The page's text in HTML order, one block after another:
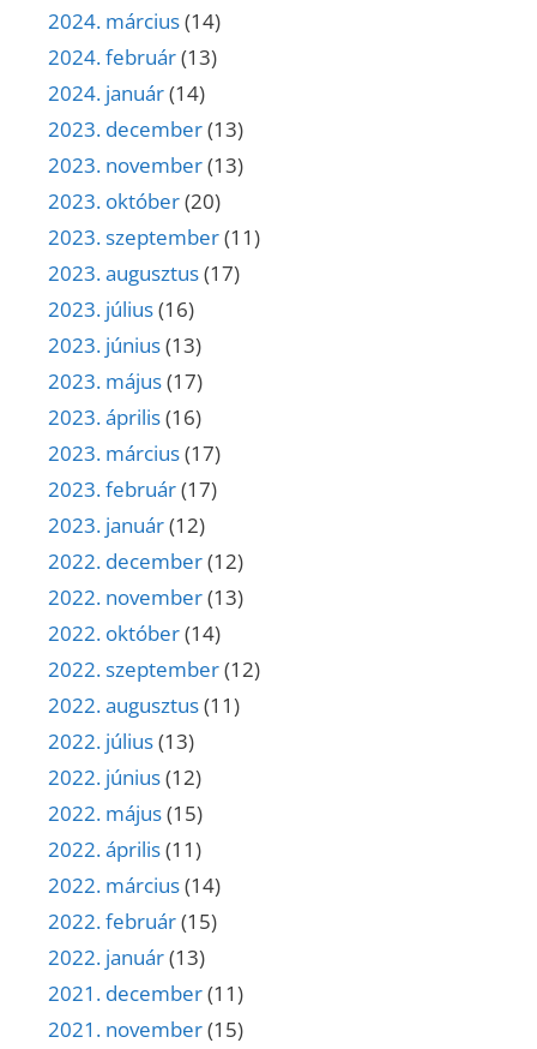
2024. március(14)
2024. február(13)
2024. január(14)
2023. december(13)
2023. november(13)
2023. október(20)
2023. szeptember(11)
2023. augusztus(17)
2023. július(16)
2023. június(13)
2023. május(17)
2023. április(16)
2023. március(17)
2023. február(17)
2023. január(12)
2022. december(12)
2022. november(13)
2022. október(14)
2022. szeptember(12)
2022. augusztus(11)
2022. július(13)
2022. június(12)
2022. május(15)
2022. április(11)
2022. március(14)
2022. február(15)
2022. január(13)
2021. december(11)
2021. november(15)